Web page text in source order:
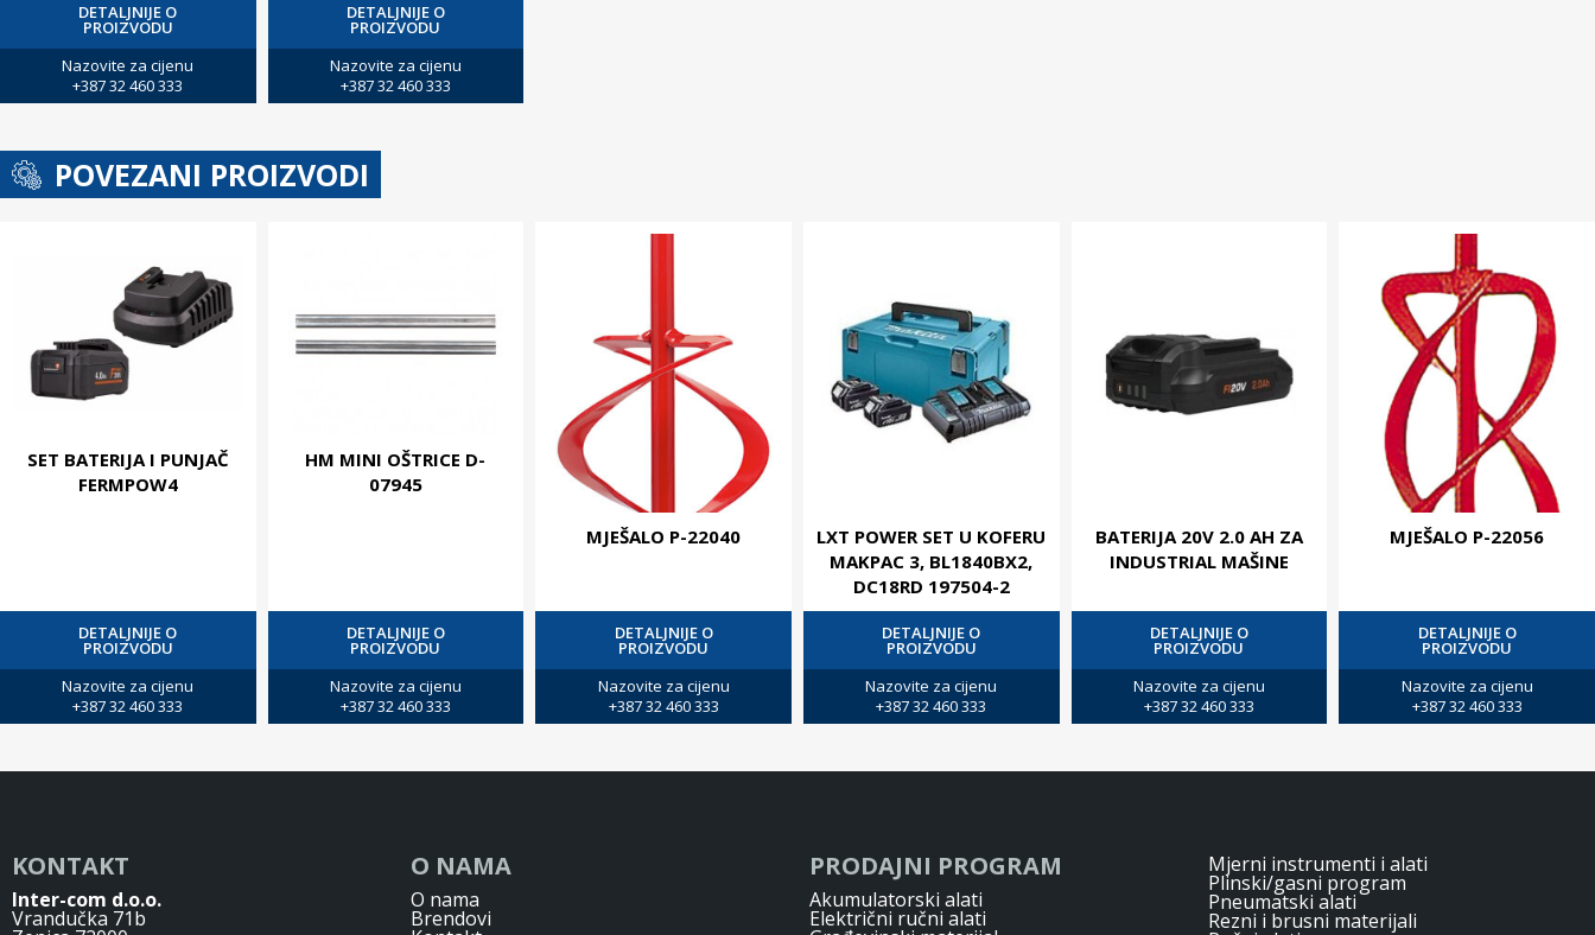
DETALJNIJE O
PROIZVODU
Nazovite za cijenu
+387 32 460 333
DETALJNIJE O
PROIZVODU
Nazovite za cijenu
+387 32 460 333
POVEZANI PROIZVODI
SET BATERIJA I PUNJAČ
FERMPOW4
DETALJNIJE O
PROIZVODU
Nazovite za cijenu
+387 32 460 333
HM MINI OŠTRICE D-
07945
DETALJNIJE O
PROIZVODU
Nazovite za cijenu
+387 32 460 333
MJEŠALO P-22040
DETALJNIJE O
PROIZVODU
Nazovite za cijenu
+387 32 460 333
LXT POWER SET U KOFERU
MAKPAC 3, BL1840BX2,
DC18RD 197504-2
DETALJNIJE O
PROIZVODU
Nazovite za cijenu
+387 32 460 333
BATERIJA 20V 2.0 AH ZA
INDUSTRIAL MAŠINE
DETALJNIJE O
PROIZVODU
Nazovite za cijenu
+387 32 460 333
MJEŠALO P-22056
DETALJNIJE O
PROIZVODU
Nazovite za cijenu
+387 32 460 333
KONTAKT
Inter-com d.o.o.
Vrandučka 71b
O NAMA
O nama
Brendovi
PRODAJNI PROGRAM
Akumulatorski alati
Električni ručni alati
Mjerni instrumenti i alati
Plinski/gasni program
Pneumatski alati
Rezni i brusni materijali